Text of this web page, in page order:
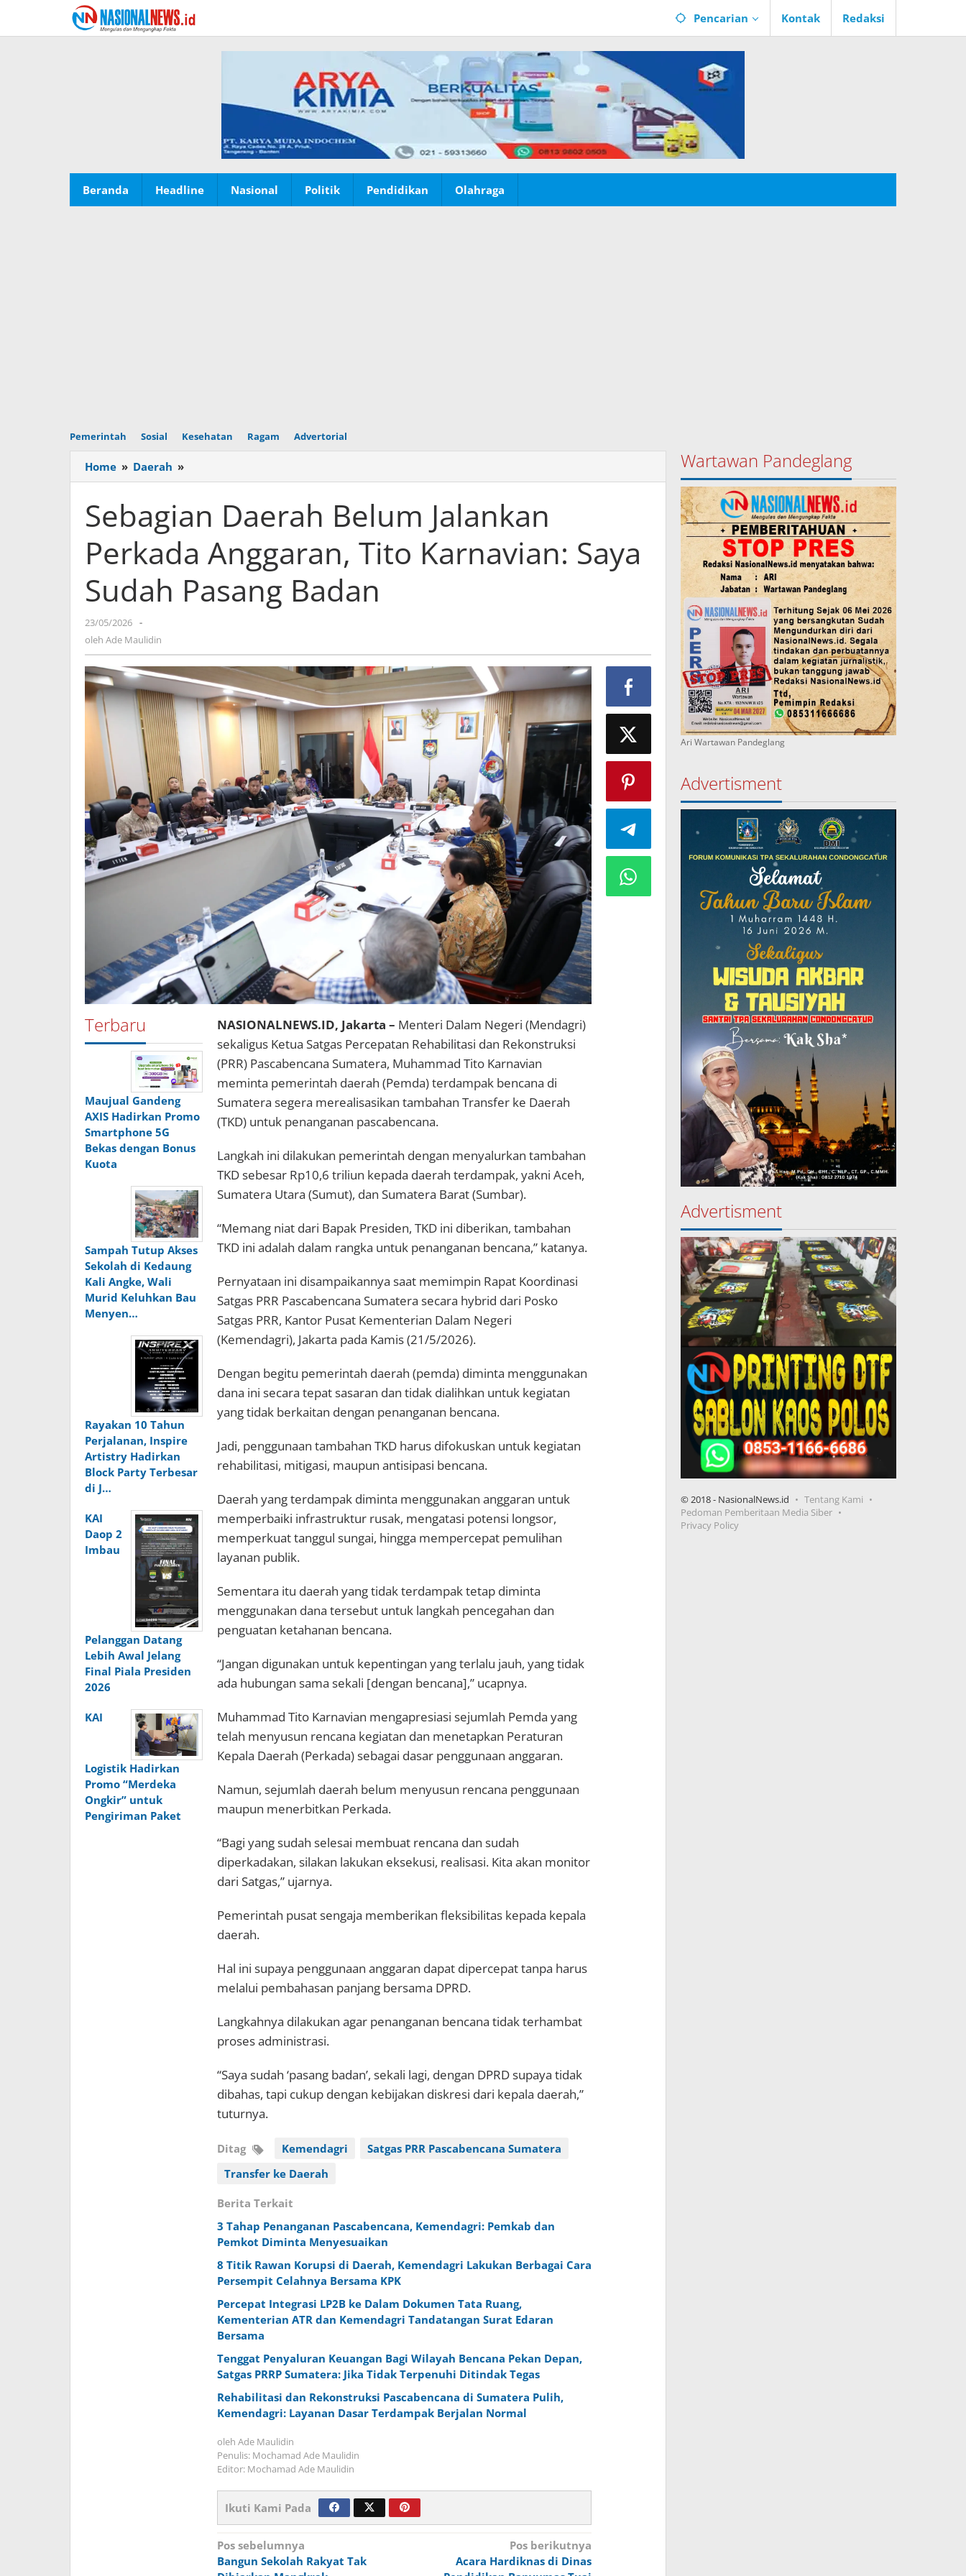
konten
Pencarian Kontak Redaksi
Beranda Headline Nasional Politik Pendidikan Olahraga
Pemerintah Sosial Kesehatan Ragam Advertorial
Home » Daerah »
Daerah
Jalankan
Perkada
Anggaran,
Tito
Karnavian:
Saya
Sebagian Daerah Belum Jalankan
Perkada Anggaran, Tito Karnavian: Saya
Sudah Pasang Badan
23/05/2026 oleh
Ade
-
oleh Ade Maulidin
Terbaru
Maujual Gandeng
AXIS Hadirkan Promo
Smartphone 5G
Bekas dengan Bonus
Kuota
Sampah Tutup Akses
Sekolah di Kedaung
Kali Angke, Wali
Murid Keluhkan Bau
Menyen…
Rayakan 10 Tahun
Perjalanan, Inspire
Artistry Hadirkan
Block Party Terbesar
di J…
KAI
Daop 2
Imbau
Pelanggan Datang
Lebih Awal Jelang
Final Piala Presiden
2026
KAI
Logistik Hadirkan
Promo “Merdeka
Ongkir” untuk
Pengiriman Paket
NASIONALNEWS.ID, Jakarta – Menteri Dalam Negeri (Mendagri)
sekaligus Ketua Satgas Percepatan Rehabilitasi dan Rekonstruksi
(PRR) Pascabencana Sumatera, Muhammad Tito Karnavian
meminta pemerintah daerah (Pemda) terdampak bencana di
Sumatera segera merealisasikan tambahan Transfer ke Daerah
(TKD) untuk penanganan pascabencana.
Langkah ini dilakukan pemerintah dengan menyalurkan tambahan
TKD sebesar Rp10,6 triliun kepada daerah terdampak, yakni Aceh,
Sumatera Utara (Sumut), dan Sumatera Barat (Sumbar).
“Memang niat dari Bapak Presiden, TKD ini diberikan, tambahan
TKD ini adalah dalam rangka untuk penanganan bencana,” katanya.
Pernyataan ini disampaikannya saat memimpin Rapat Koordinasi
Satgas PRR Pascabencana Sumatera secara hybrid dari Posko
Satgas PRR, Kantor Pusat Kementerian Dalam Negeri
(Kemendagri), Jakarta pada Kamis (21/5/2026).
Dengan begitu pemerintah daerah (pemda) diminta menggunakan
dana ini secara tepat sasaran dan tidak dialihkan untuk kegiatan
yang tidak berkaitan dengan penanganan bencana.
Jadi, penggunaan tambahan TKD harus difokuskan untuk kegiatan
rehabilitasi, mitigasi, maupun antisipasi bencana.
Daerah yang terdampak diminta menggunakan anggaran untuk
memperbaiki infrastruktur rusak, mengatasi potensi longsor,
memperkuat tanggul sungai, hingga mempercepat pemulihan
layanan publik.
Sementara itu daerah yang tidak terdampak tetap diminta
menggunakan dana tersebut untuk langkah pencegahan dan
penguatan ketahanan bencana.
“Jangan digunakan untuk kepentingan yang terlalu jauh, yang tidak
ada hubungan sama sekali [dengan bencana],” ucapnya.
Muhammad Tito Karnavian mengapresiasi sejumlah Pemda yang
telah menyusun rencana kegiatan dan menetapkan Peraturan
Kepala Daerah (Perkada) sebagai dasar penggunaan anggaran.
Namun, sejumlah daerah belum menyusun rencana penggunaan
maupun menerbitkan Perkada.
“Bagi yang sudah selesai membuat rencana dan sudah
diperkadakan, silakan lakukan eksekusi, realisasi. Kita akan monitor
dari Satgas,” ujarnya.
Pemerintah pusat sengaja memberikan fleksibilitas kepada kepala
daerah.
Hal ini supaya penggunaan anggaran dapat dipercepat tanpa harus
melalui pembahasan panjang bersama DPRD.
Langkahnya dilakukan agar penanganan bencana tidak terhambat
proses administrasi.
“Saya sudah ‘pasang badan’, sekali lagi, dengan DPRD supaya tidak
dibahas, tapi cukup dengan kebijakan diskresi dari kepala daerah,”
tuturnya.
Ditag Kemendagri
Satgas PRR Pascabencana Sumatera
Transfer ke Daerah
Berita Terkait
3 Tahap Penanganan Pascabencana, Kemendagri: Pemkab dan
Pemkot Diminta Menyesuaikan
8 Titik Rawan Korupsi di Daerah, Kemendagri Lakukan Berbagai Cara
Persempit Celahnya Bersama KPK
Percepat Integrasi LP2B ke Dalam Dokumen Tata Ruang,
Kementerian ATR dan Kemendagri Tandatangan Surat Edaran
Bersama
Tenggat Penyaluran Keuangan Bagi Wilayah Bencana Pekan Depan,
Satgas PRRP Sumatera: Jika Tidak Terpenuhi Ditindak Tegas
Rehabilitasi dan Rekonstruksi Pascabencana di Sumatera Pulih,
Kemendagri: Layanan Dasar Terdampak Berjalan Normal
oleh Ade Maulidin
Penulis: Mochamad Ade Maulidin
Editor: Mochamad Ade Maulidin
Ikuti Kami Pada
Navigasi
pos
Pos sebelumnya
Bangun Sekolah Rakyat Tak
Pos berikutnya
Acara Hardiknas di Dinas
Wartawan Pandeglang
Ari Wartawan Pandeglang
Advertisment
Advertisment
© 2018 - NasionalNews.id
Tentang Kami
Pedoman Pemberitaan Media Siber
Privacy Policy